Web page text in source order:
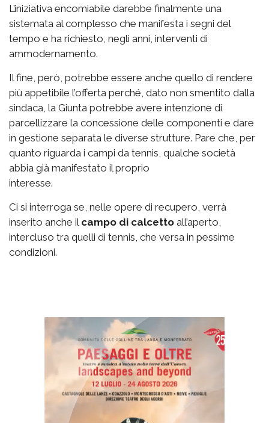
L’iniziativa encomiabile darebbe finalmente una
sistemata al complesso che manifesta i segni del
tempo e ha richiesto, negli anni, interventi di
ammodernamento.
Il fine, però, potrebbe essere anche quello di rendere
più appetibile l’offerta perché, dato non smentito dalla
sindaca, la Giunta potrebbe avere intenzione di
parcellizzare la concessione delle componenti e dare
in gestione separata le diverse strutture. Pare che, per
quanto riguarda i campi da tennis, qualche società
abbia già manifestato il proprio
interesse.
Ci si interroga se, nelle opere di recupero, verrà
inserito anche il campo di calcetto all’aperto,
intercluso tra quelli di tennis, che versa in pessime
condizioni.